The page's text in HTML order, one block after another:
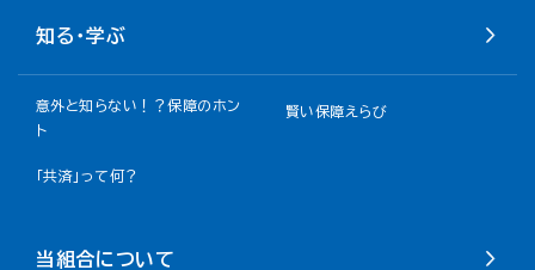
知る・学ぶ
意外と知らない！？保障のホン
ト
賢い保障えらび
「共済」って何？
当組合について